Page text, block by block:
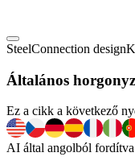
SteelConnection design
Általános
Ez a cikk a következő
AI által angolból fordítva